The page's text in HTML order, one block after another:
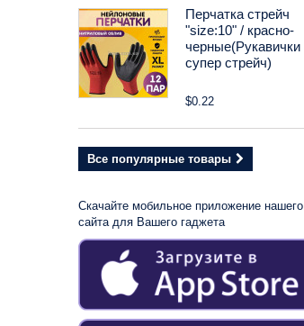
Перчатка стрейч
"size:10" / красно-
черные(Рукавички
супер стрейч)
$0.22
Все популярные товары
Скачайте мобильное приложение нашего
сайта для Вашего гаджета